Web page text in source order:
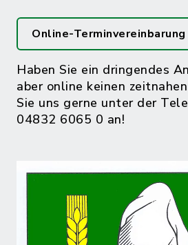
Online-Terminvereinbarung
Haben Sie ein dringendes
aber online keinen
Sie uns gerne unter der
04832 6065 0 an!